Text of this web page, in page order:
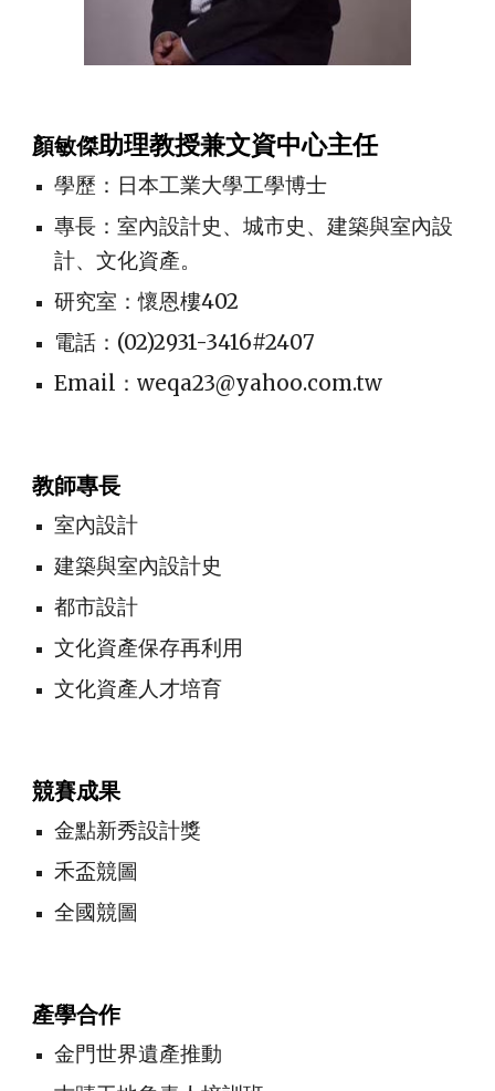
顏敏傑助理教授兼文資中心主任
學歷：日本工業大學工學博士
專長：室內設計史、城市史、建築與室內設
計、文化資產。
研究室：懷恩樓402
電話：(02)2931-3416#2407
Email：weqa23@yahoo.com.tw
教師專長
室內設計
建築與室內設計史
都市設計
文化資產保存再利用
文化資產人才培育
競賽成果
金點新秀設計獎
禾盃競圖
全國競圖
產學合作
金門世界遺產推動